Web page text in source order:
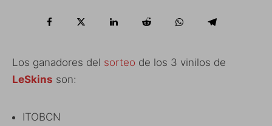
Los ganadores del sorteo de los 3 vinilos de
LeSkins son:
ITOBCN